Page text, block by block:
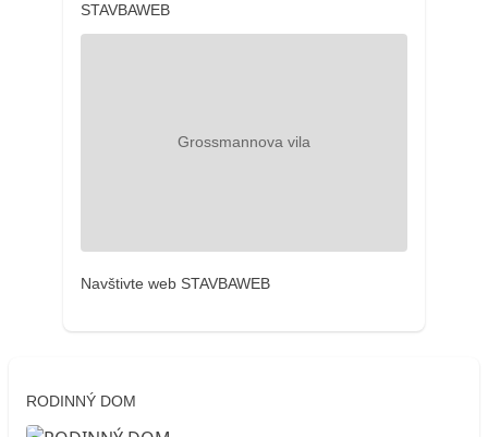
STAVBAWEB
Navštivte web STAVBAWEB
RODINNÝ DOM